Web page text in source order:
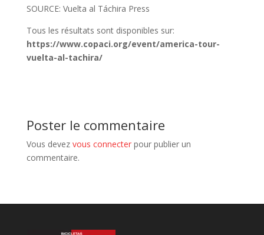
SOURCE: Vuelta al Táchira Press
Tous les résultats sont disponibles sur:
https://www.copaci.org/event/america-tour-
vuelta-al-tachira/
Poster le commentaire
Vous devez vous connecterpour publier un
commentaire.